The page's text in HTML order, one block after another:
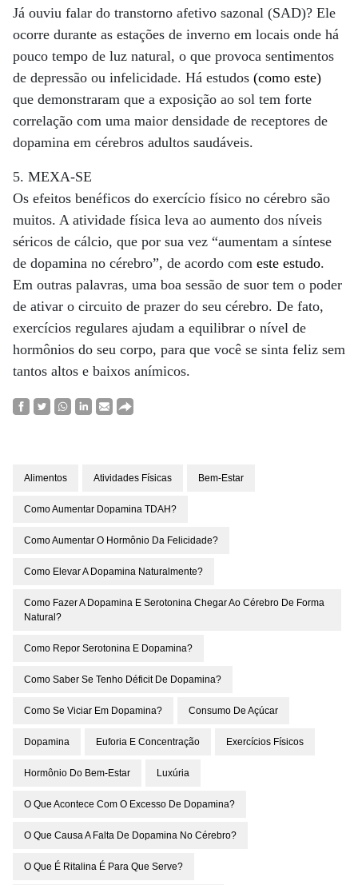
Já ouviu falar do transtorno afetivo sazonal (SAD)? Ele
ocorre durante as estações de inverno em locais onde há
pouco tempo de luz natural, o que provoca sentimentos
de depressão ou infelicidade. Há estudos (como este)
que demonstraram que a exposição ao sol tem forte
correlação com uma maior densidade de receptores de
dopamina em cérebros adultos saudáveis.
5. MEXA-SE
Os efeitos benéficos do exercício físico no cérebro são
muitos. A atividade física leva ao aumento dos níveis
séricos de cálcio, que por sua vez “aumentam a síntese
de dopamina no cérebro”, de acordo com este estudo.
Em outras palavras, uma boa sessão de suor tem o poder
de ativar o circuito de prazer do seu cérebro. De fato,
exercícios regulares ajudam a equilibrar o nível de
hormônios do seu corpo, para que você se sinta feliz sem
tantos altos e baixos anímicos.
Alimentos Atividades Físicas Bem-Estar
Como Aumentar Dopamina TDAH?
Como Aumentar O Hormônio Da Felicidade?
Como Elevar A Dopamina Naturalmente?
Como Fazer A Dopamina E Serotonina Chegar Ao Cérebro De Forma
Natural?
Como Repor Serotonina E Dopamina?
Como Saber Se Tenho Déficit De Dopamina?
Como Se Viciar Em Dopamina? Consumo De Açúcar
Dopamina Euforia E Concentração Exercícios Físicos
Hormônio Do Bem-Estar Luxúria
O Que Acontece Com O Excesso De Dopamina?
O Que Causa A Falta De Dopamina No Cérebro?
O Que É Ritalina É Para Que Serve?